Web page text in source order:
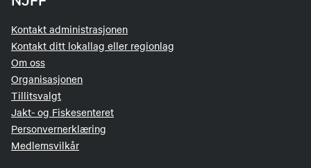
Kontakt administrasjonen
Kontakt ditt lokallag eller regionlag
Om oss
Organisasjonen
Tillitsvalgt
Jakt- og Fiskesenteret
Personvernerklæring
Medlemsvilkår